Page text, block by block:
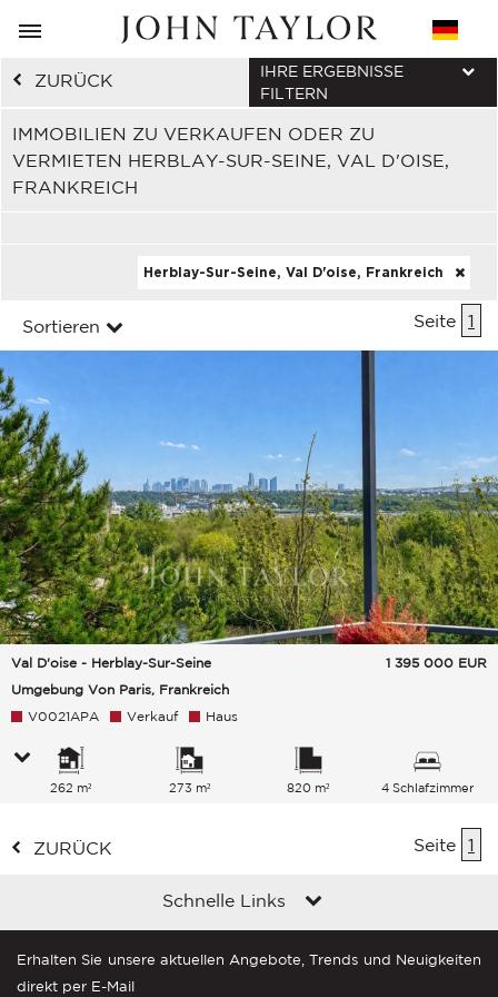
ZURÜCK
IMMOBILIEN ZU VERKAUFEN ODER ZU
VERMIETEN HERBLAY-SUR-SEINE, VAL D'OISE,
FRANKREICH
IHRE ERGEBNISSE
FILTERN
Herblay-Sur-Seine, Val D'oise, Frankreich
Sortieren Seite 1
Val D'oise - Herblay-Sur-Seine
Umgebung Von Paris, Frankreich
1 395 000 EUR
V0021APA Verkauf Haus
262 m² 273 m² 820 m² 4 Schlafzimmer
ZURÜCK Seite 1
Schnelle Links
Erhalten Sie unsere aktuellen Angebote, Trends und Neuigkeiten
direkt per E-Mail